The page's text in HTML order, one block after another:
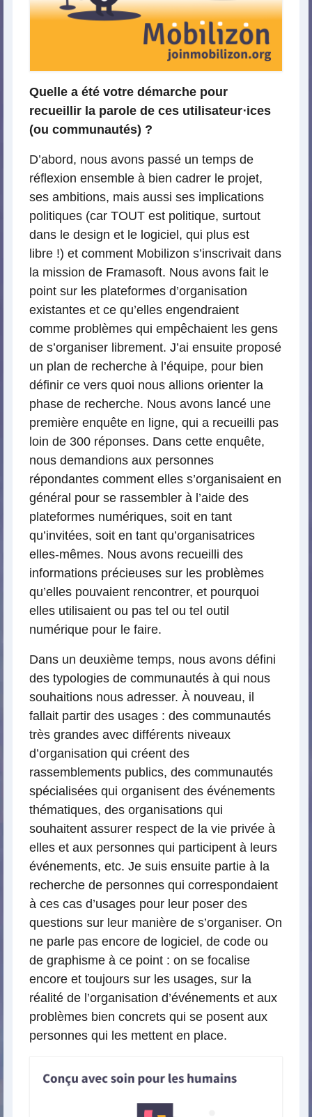
Quelle a été votre démarche pour
recueillir la parole de ces utilisateur⋅ices
(ou communautés) ?
D’abord, nous avons passé un temps de
réflexion ensemble à bien cadrer le projet,
ses ambitions, mais aussi ses implications
politiques (car TOUT est politique, surtout
dans le design et le logiciel, qui plus est
libre !) et comment Mobilizon s’inscrivait dans
la mission de Framasoft. Nous avons fait le
point sur les plateformes d’organisation
existantes et ce qu’elles engendraient
comme problèmes qui empêchaient les gens
de s’organiser librement. J’ai ensuite proposé
un plan de recherche à l’équipe, pour bien
définir ce vers quoi nous allions orienter la
phase de recherche. Nous avons lancé une
première enquête en ligne, qui a recueilli pas
loin de 300 réponses. Dans cette enquête,
nous demandions aux personnes
répondantes comment elles s’organisaient en
général pour se rassembler à l’aide des
plateformes numériques, soit en tant
qu’invitées, soit en tant qu’organisatrices
elles-mêmes. Nous avons recueilli des
informations précieuses sur les problèmes
qu’elles pouvaient rencontrer, et pourquoi
elles utilisaient ou pas tel ou tel outil
numérique pour le faire.
Dans un deuxième temps, nous avons défini
des typologies de communautés à qui nous
souhaitions nous adresser. À nouveau, il
fallait partir des usages : des communautés
très grandes avec différents niveaux
d’organisation qui créent des
rassemblements publics, des communautés
spécialisées qui organisent des événements
thématiques, des organisations qui
souhaitent assurer respect de la vie privée à
elles et aux personnes qui participent à leurs
événements, etc. Je suis ensuite partie à la
recherche de personnes qui correspondaient
à ces cas d’usages pour leur poser des
questions sur leur manière de s’organiser. On
ne parle pas encore de logiciel, de code ou
de graphisme à ce point : on se focalise
encore et toujours sur les usages, sur la
réalité de l’organisation d’événements et aux
problèmes bien concrets qui se posent aux
personnes qui les mettent en place.